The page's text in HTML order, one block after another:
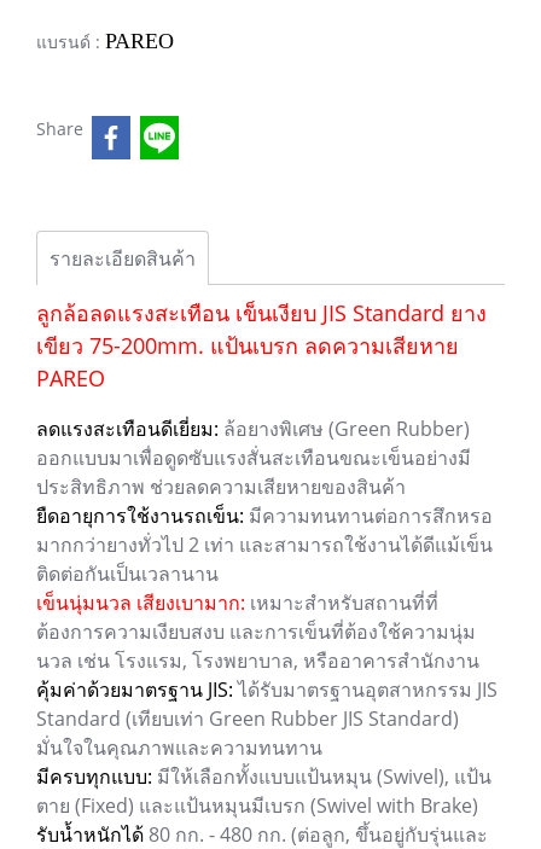
แบรนด์ : PAREO
Share
รายละเอียดสินค้า
ลูกล้อลดแรงสะเทือน เข็นเงียบ JIS Standard ยาง
เขียว 75-200mm. แป้นเบรก ลดความเสียหาย
PAREO
ลดแรงสะเทือนดีเยี่ยม: ล้อยางพิเศษ (Green Rubber)
ออกแบบมาเพื่อดูดซับแรงสั่นสะเทือนขณะเข็นอย่างมี
ประสิทธิภาพ ช่วยลดความเสียหายของสินค้า
ยืดอายุการใช้งานรถเข็น: มีความทนทานต่อการสึกหรอ
มากกว่ายางทั่วไป 2 เท่า และสามารถใช้งานได้ดีแม้เข็น
ติดต่อกันเป็นเวลานาน
เข็นนุ่มนวล เสียงเบามาก: เหมาะสำหรับสถานที่ที่
ต้องการความเงียบสงบ และการเข็นที่ต้องใช้ความนุ่ม
นวล เช่น โรงแรม, โรงพยาบาล, หรืออาคารสำนักงาน
คุ้มค่าด้วยมาตรฐาน JIS:ได้รับมาตรฐานอุตสาหกรรม JIS
Standard (เทียบเท่า Green Rubber JIS Standard)
มั่นใจในคุณภาพและความทนทาน
มีครบทุกแบบ: มีให้เลือกทั้งแบบแป้นหมุน (Swivel), แป้น
ตาย (Fixed) และแป้นหมุนมีเบรก (Swivel with Brake)
รับน้ำหนักได้ 80 กก. - 480 กก. (ต่อลูก, ขึ้นอยู่กับรุ่นและ